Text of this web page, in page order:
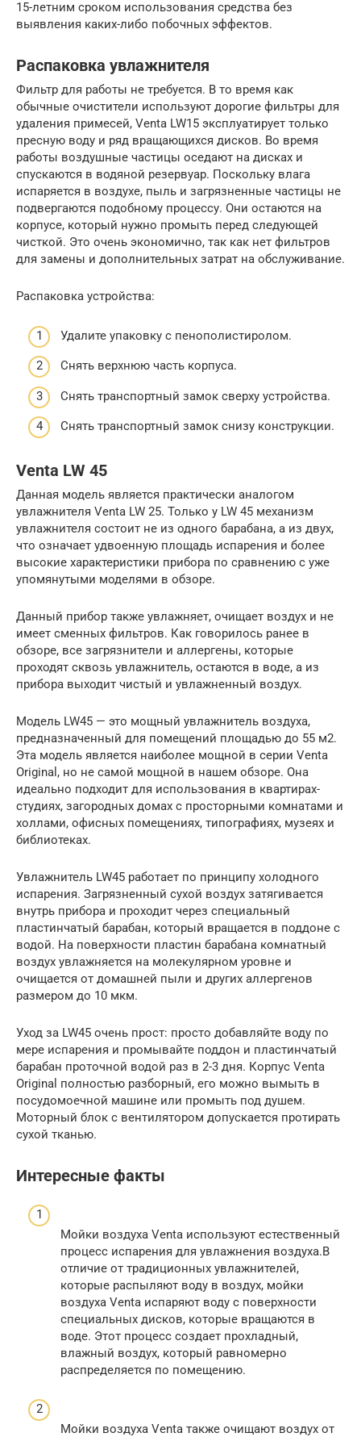
15-летним сроком использования средства без
выявления каких-либо побочных эффектов.
Распаковка увлажнителя
Фильтр для работы не требуется. В то время как
обычные очистители используют дорогие фильтры для
удаления примесей, Venta LW15 эксплуатирует только
пресную воду и ряд вращающихся дисков. Во время
работы воздушные частицы оседают на дисках и
спускаются в водяной резервуар. Поскольку влага
испаряется в воздухе, пыль и загрязненные частицы не
подвергаются подобному процессу. Они остаются на
корпусе, который нужно промыть перед следующей
чисткой. Это очень экономично, так как нет фильтров
для замены и дополнительных затрат на обслуживание.
Распаковка устройства:
Удалите упаковку с пенополистиролом.
Снять верхнюю часть корпуса.
Снять транспортный замок сверху устройства.
Снять транспортный замок снизу конструкции.
Venta LW 45
Данная модель является практически аналогом
увлажнителя Venta LW 25. Только у LW 45 механизм
увлажнителя состоит не из одного барабана, а из двух,
что означает удвоенную площадь испарения и более
высокие характеристики прибора по сравнению с уже
упомянутыми моделями в обзоре.
Данный прибор также увлажняет, очищает воздух и не
имеет сменных фильтров. Как говорилось ранее в
обзоре, все загрязнители и аллергены, которые
проходят сквозь увлажнитель, остаются в воде, а из
прибора выходит чистый и увлажненный воздух.
Модель LW45 — это мощный увлажнитель воздуха,
предназначенный для помещений площадью до 55 м2.
Эта модель является наиболее мощной в серии Venta
Original, но не самой мощной в нашем обзоре. Она
идеально подходит для использования в квартирах-
студиях, загородных домах с просторными комнатами и
холлами, офисных помещениях, типографиях, музеях и
библиотеках.
Увлажнитель LW45 работает по принципу холодного
испарения. Загрязненный сухой воздух затягивается
внутрь прибора и проходит через специальный
пластинчатый барабан, который вращается в поддоне с
водой. На поверхности пластин барабана комнатный
воздух увлажняется на молекулярном уровне и
очищается от домашней пыли и других аллергенов
размером до 10 мкм.
Уход за LW45 очень прост: просто добавляйте воду по
мере испарения и промывайте поддон и пластинчатый
барабан проточной водой раз в 2-3 дня. Корпус Venta
Original полностью разборный, его можно вымыть в
посудомоечной машине или промыть под душем.
Моторный блок с вентилятором допускается протирать
сухой тканью.
Интересные факты
Мойки воздуха Venta используют естественный
процесс испарения для увлажнения воздуха.В
отличие от традиционных увлажнителей,
которые распыляют воду в воздух, мойки
воздуха Venta испаряют воду с поверхности
специальных дисков, которые вращаются в
воде. Этот процесс создает прохладный,
влажный воздух, который равномерно
распределяется по помещению.
Мойки воздуха Venta также очищают воздух от